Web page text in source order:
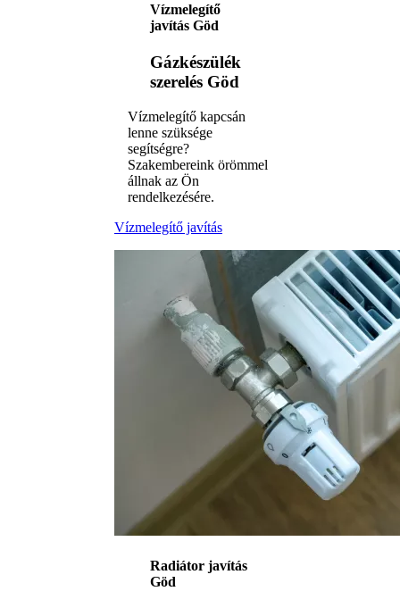
Vízmelegítő
javítás Göd
Gázkészülék
szerelés Göd
Vízmelegítő kapcsán
lenne szüksége
segítségre?
Szakembereink örömmel
állnak az Ön
rendelkezésére.
Vízmelegítő javítás
Radiátor javítás
Göd